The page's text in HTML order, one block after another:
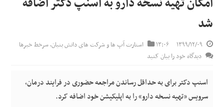
شد
۱۳۹۹/۱۲/۰۹ ۱۳:۰۶ استارت آپ ها و شرکت های دانش بنیان,سرخط خبرها
دیدگاه خود را بیان کنید
اسنپ دکتر برای به حداقل رساندن مراجعه حضوری در فرایند درمان،
سرویس «تهیه نسخه دارو» را به اپلیکیشن خود اضافه کرد.